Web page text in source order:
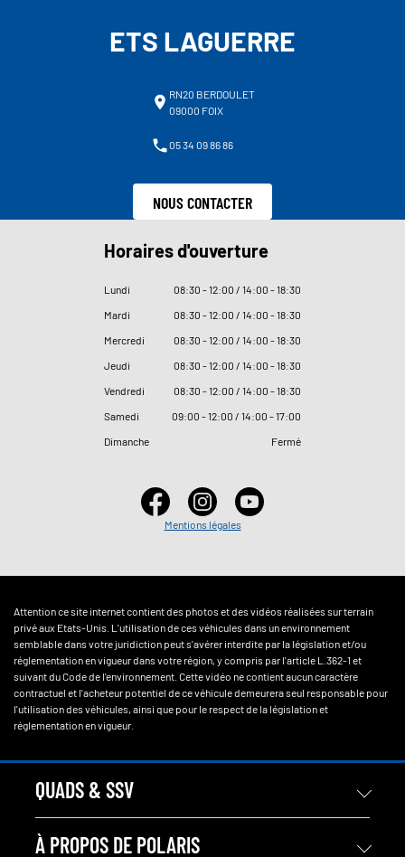
ETS LAGUERRE
RN20 BERDOULET
09000 FOIX
05 34 09 86 86
NOUS CONTACTER
Horaires d'ouverture
Lundi 08:30 - 12:00 / 14:00 - 18:30
Mardi
08:30 - 12:00 / 14:00 - 18:30
Mercredi
08:30 - 12:00 / 14:00 - 18:30
Jeudi
08:30 - 12:00 / 14:00 - 18:30
Vendredi
08:30 - 12:00 / 14:00 - 18:30
Samedi
09:00 - 12:00 / 14:00 - 17:00
Dimanche
Fermé
Mentions légales
Attention ce site internet contient des photos et des vidéos réalisées sur terrain
privé aux Etats-Unis. L'utilisation de ces véhicules dans un environnement
semblable dans votre juridiction peut s'avérer interdite par la législation et/ou
réglementation en vigueur dans votre région, y compris par l'article L.362-1 et
suivant du Code de l'environnement. Cette vidéo ne contient aucun caractère
contractuel et l'acheteur potentiel de ce véhicule demeurera seul responsable pour
l'utilisation des véhicules, ainsi que pour le respect de la législation et
réglementation en vigueur.
QUADS & SSV
À PROPOS DE POLARIS